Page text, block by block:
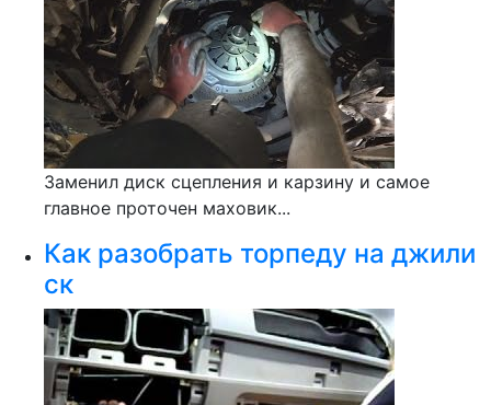
Заменил диск сцепления и карзину и самое
главное проточен маховик...
Как разобрать торпеду на джили
ск